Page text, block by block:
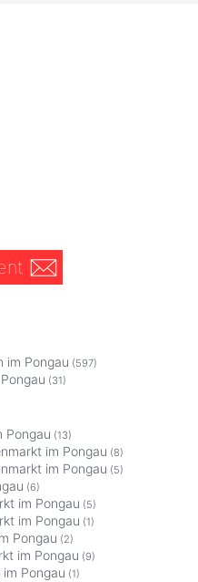
im Pongau (597)
(31)
Pongau (13)
im Pongau (8)
im Pongau (5)
(6)
im Pongau (5)
im Pongau (1)
Pongau (2)
im Pongau (9)
Pongau (1)